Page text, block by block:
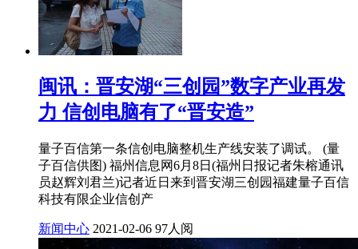
闽讯：晋安湖“三创园”数字产业再发
力 信创电脑有了“晋安造”
量子百信第一条信创电脑整机生产线安装了调试。 (量
子百信供图) 福州信息网6月8日(福州日报记者朱榕通讯
员赵辉刘君兰)记者近日来到晋安湖三创园福建量子百信
科技有限企业信创产
新闻中心 2021-02-06 97人阅